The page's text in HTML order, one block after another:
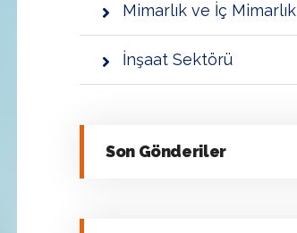
Mimarlık ve İç Mimarlık
İnşaat Sektörü
Son Gönderiler